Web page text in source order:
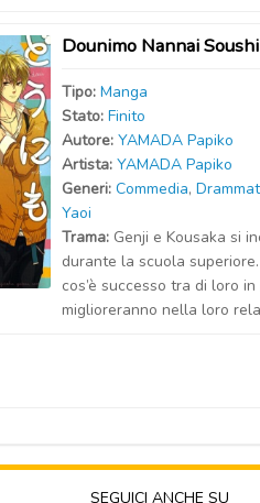
Dounimo Nannai
Tipo: Manga
Stato: Finito
Autore: YAMADA Papiko
Artista: YAMADA Papiko
Generi: Commedia,
Yaoi
Trama: Genji e Kousaka si
durante la scuola
cos’è successo tra di loro
miglioreranno nella loro
SEGUICI ANCHE SU